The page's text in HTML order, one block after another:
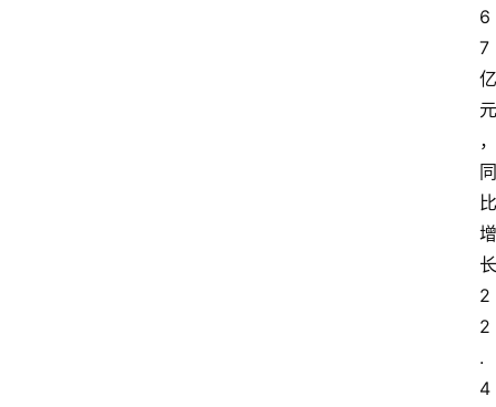
6
7
亿
元
，
同
比
增
长
2
2
.
4